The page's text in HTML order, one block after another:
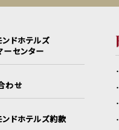
ンドホテルズ
ーセンター
わせ
ンドホテルズ約款